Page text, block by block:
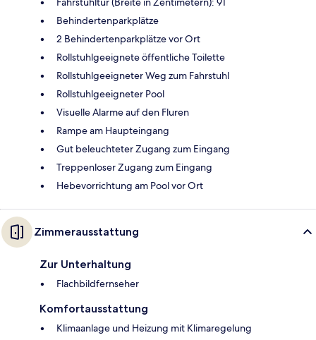
Behindertenparkplätze
2 Behindertenparkplätze vor Ort
Rollstuhlgeeignete öffentliche Toilette
Rollstuhlgeeigneter Weg zum Fahrstuhl
Rollstuhlgeeigneter Pool
Visuelle Alarme auf den Fluren
Rampe am Haupteingang
Gut beleuchteter Zugang zum Eingang
Treppenloser Zugang zum Eingang
Hebevorrichtung am Pool vor Ort
Zimmerausstattung
Zur Unterhaltung
Flachbildfernseher
Komfortausstattung
Klimaanlage und Heizung mit Klimaregelung